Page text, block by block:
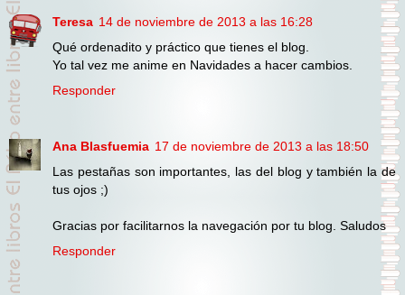
Teresa 14 de noviembre de 2013 a las 16:28
Qué ordenadito y práctico que tienes el blog.
Yo tal vez me anime en Navidades a hacer cambios.
Responder
Ana Blasfuemia 17 de noviembre de 2013 a las 18:50
Las pestañas son importantes, las del blog y también la de
tus ojos ;)
Gracias por facilitarnos la navegación por tu blog. Saludos
Responder